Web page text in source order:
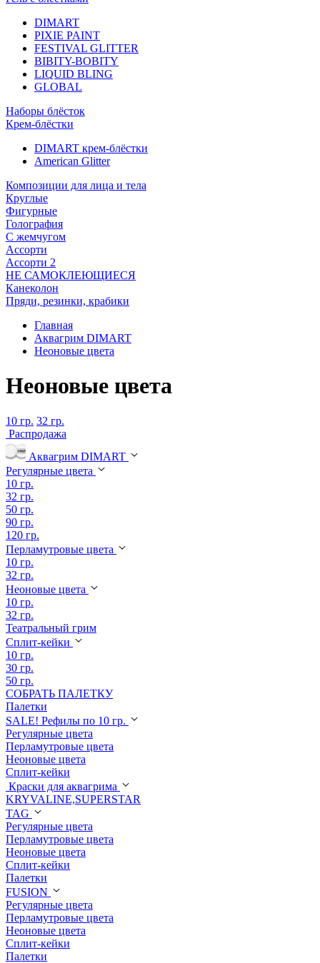
DIMART
PIXIE PAINT
FESTIVAL GLITTER
BIBITY-BOBITY
LIQUID BLING
GLOBAL
Наборы блёсток
Крем-блёстки
DIMART крем-блёстки
American Glitter
Композиции для лица и тела
Круглые
Фигурные
Голография
С жемчугом
Ассорти
Ассорти 2
НЕ САМОКЛЕЮЩИЕСЯ
Канеколон
Пряди, резинки, крабики
Главная
Аквагрим DIMART
Неоновые цвета
Неоновые цвета
10 гр. 32 гр.
Распродажа
Аквагрим DIMART
Регулярные цвета
10 гр.
32 гр.
50 гр.
90 гр.
120 гр.
Перламутровые цвета
10 гр.
32 гр.
Неоновые цвета
10 гр.
32 гр.
Театральный грим
Сплит-кейки
10 гр.
30 гр.
50 гр.
СОБРАТЬ ПАЛЕТКУ
Палетки
SALE! Рефилы по 10 гр.
Регулярные цвета
Перламутровые цвета
Неоновые цвета
Сплит-кейки
Краски для аквагрима
KRYVALINE,SUPERSTAR
TAG
Регулярные цвета
Перламутровые цвета
Неоновые цвета
Сплит-кейки
Палетки
FUSION
Регулярные цвета
Перламутровые цвета
Неоновые цвета
Сплит-кейки
Палетки